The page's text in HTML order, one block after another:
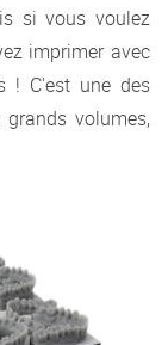
si vous voulez
imprimer avec
! C'est une des
volumes,